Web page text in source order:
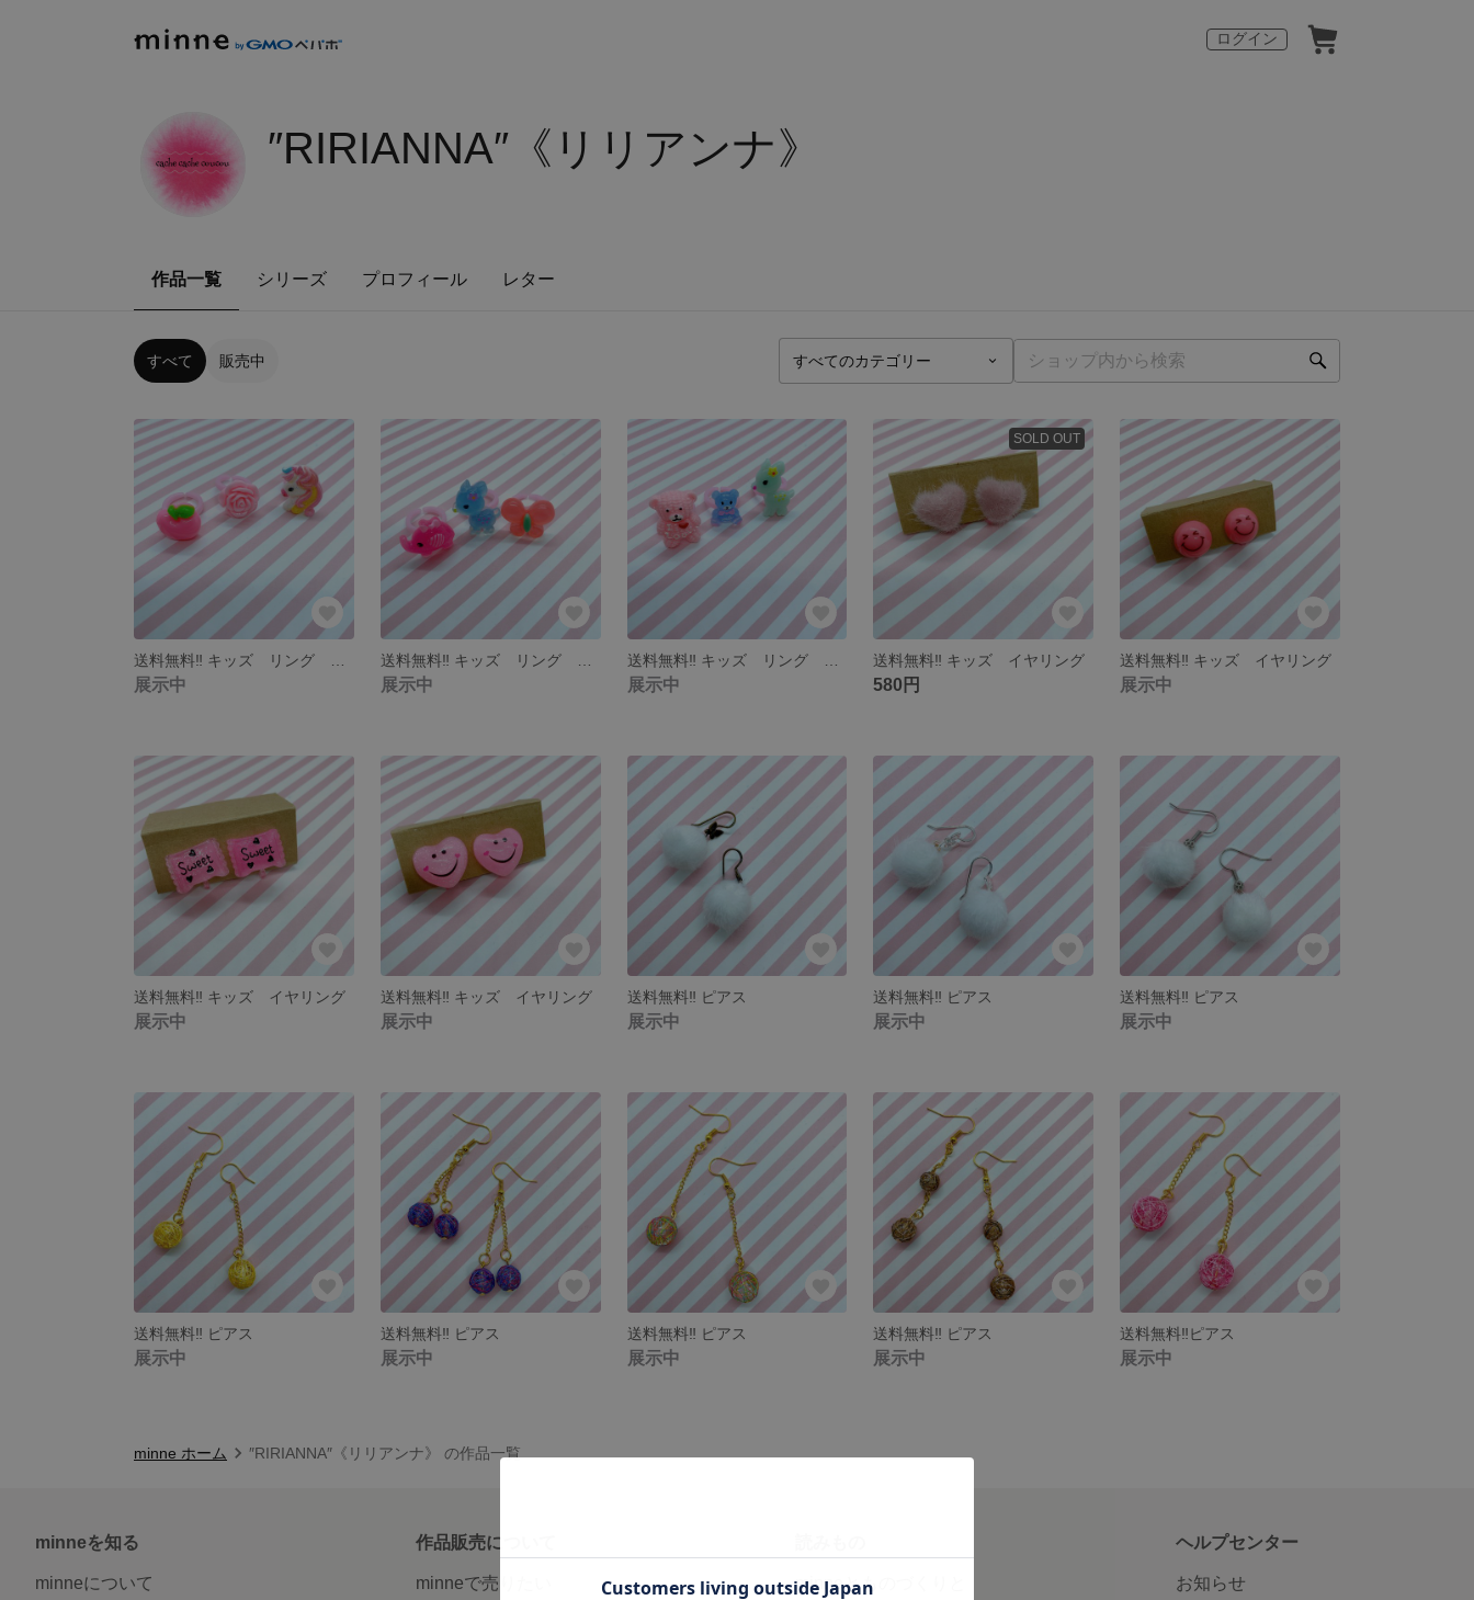
ログイン
″RIRIANNA″《リリアンナ》
作品一覧 シリーズ プロフィール レター
すべて 販売中
展示中 展示中 展示中
SOLD OUT
送料無料‼︎ キッズ イヤリング
580円
送料無料‼︎ キッズ イヤリング
展示中
送料無料‼︎ キッズ イヤリング
展示中
送料無料‼︎ キッズ イヤリング
展示中
送料無料‼︎ ピアス
展示中
送料無料‼︎ ピアス
展示中
送料無料‼︎ ピアス
展示中
送料無料‼︎ ピアス
展示中
送料無料‼︎ ピアス
展示中
送料無料‼︎ ピアス
展示中
送料無料‼︎ ピアス
展示中
送料無料‼︎ピアス
展示中
minne ホーム ″RIRIANNA″《リリアンナ》 の作品一覧
minneを知る
minneについて
作品販売について
minneで売りたい minneとものづくりと
ヘルプセンター
お知らせ